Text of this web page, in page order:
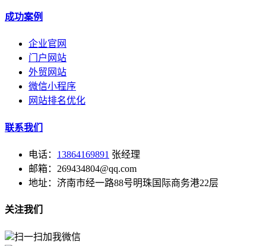
成功案例
企业官网
门户网站
外贸网站
微信小程序
网站排名优化
联系我们
电话： 13864169891 张经理
邮箱：269434804@qq.com
地址：济南市经一路88号明珠国际商务港22层
关注我们
扫一扫加我微信